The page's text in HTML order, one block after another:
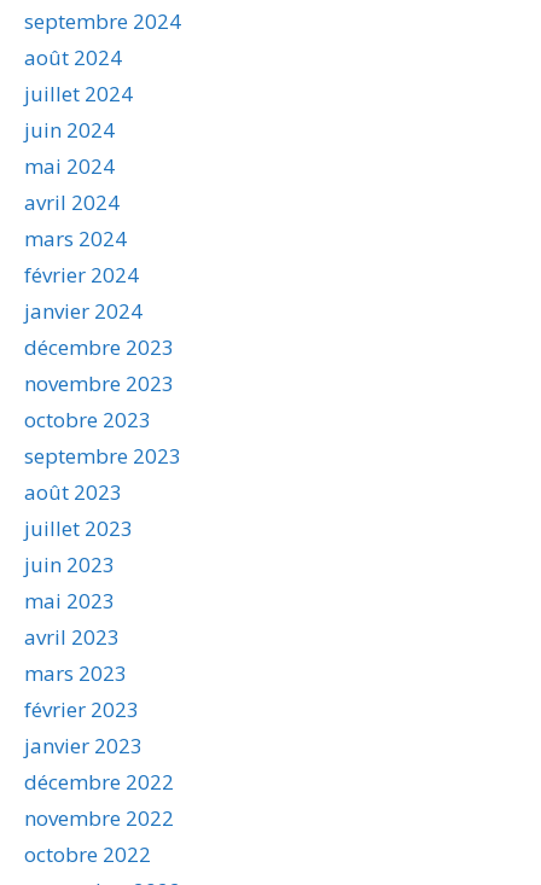
septembre 2024
août 2024
juillet 2024
juin 2024
mai 2024
avril 2024
mars 2024
février 2024
janvier 2024
décembre 2023
novembre 2023
octobre 2023
septembre 2023
août 2023
juillet 2023
juin 2023
mai 2023
avril 2023
mars 2023
février 2023
janvier 2023
décembre 2022
novembre 2022
octobre 2022